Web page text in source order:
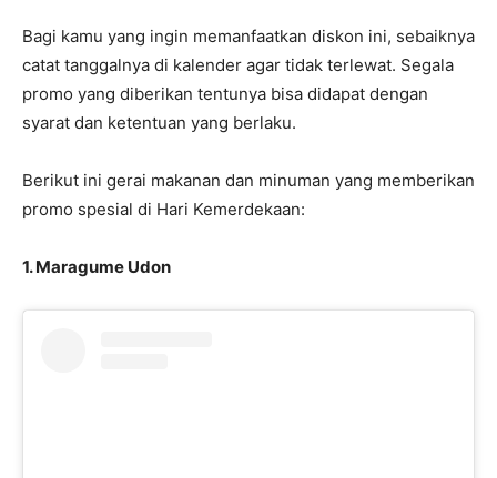
Bagi kamu yang ingin memanfaatkan diskon ini, sebaiknya
catat tanggalnya di kalender agar tidak terlewat. Segala
promo yang diberikan tentunya bisa didapat dengan
syarat dan ketentuan yang berlaku.
Berikut ini gerai makanan dan minuman yang memberikan
promo spesial di Hari Kemerdekaan:
1. Maragume Udon